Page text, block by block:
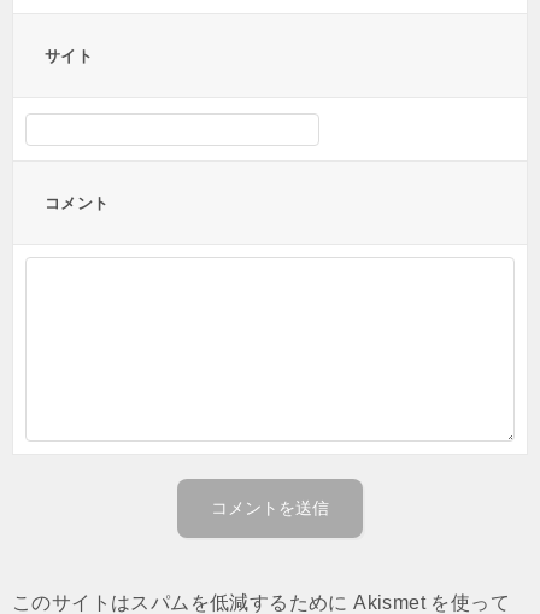
サイト
コメント
このサイトはスパムを低減するために Akismet を使って